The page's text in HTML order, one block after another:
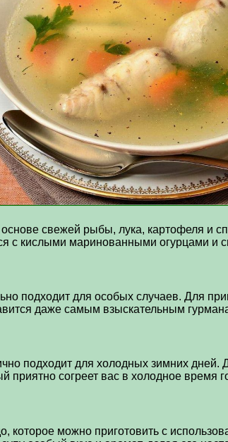
свежей рыбы, лука, картофеля и
с кислыми маринованными огурцами и
подходит для особых случаев. Для
даже самым взыскательным
подходит для холодных зимних
приятно согреет вас в холодное время
можно приготовить с